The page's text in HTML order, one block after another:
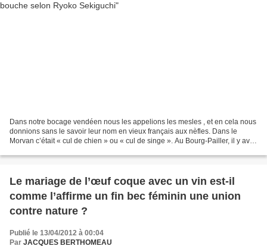
Dans notre bocage vendéen nous les appelions les mesles , et en cela nous
donnions sans le savoir leur nom en vieux français aux nèfles. Dans le
Morvan c’était « cul de chien » ou « cul de singe ». Au Bourg-Pailler, il y avait
Le mariage de l’œuf coque avec un vin est-il
comme l’affirme un fin bec féminin une union
contre nature ?
Publié le 13/04/2012 à 00:04
Par JACQUES BERTHOMEAU